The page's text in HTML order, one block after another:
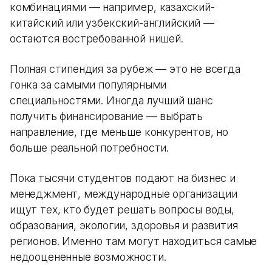
комбинациями — например, казахский-
китайский или узбекский-английский —
остаются востребованной нишей.
Полная стипендия за рубеж — это не всегда
гонка за самыми популярными
специальностями. Иногда лучший шанс
получить финансирование — выбрать
направление, где меньше конкурентов, но
больше реальной потребности.
Пока тысячи студентов подают на бизнес и
менеджмент, международные организации
ищут тех, кто будет решать вопросы воды,
образования, экологии, здоровья и развития
регионов. Именно там могут находиться самые
недооцененные возможности.